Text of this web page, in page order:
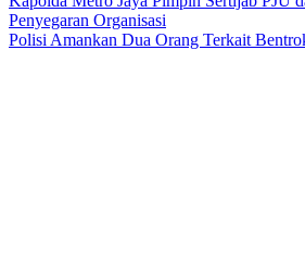
Penyegaran Organisasi
Polisi Amankan Dua Orang Terkait